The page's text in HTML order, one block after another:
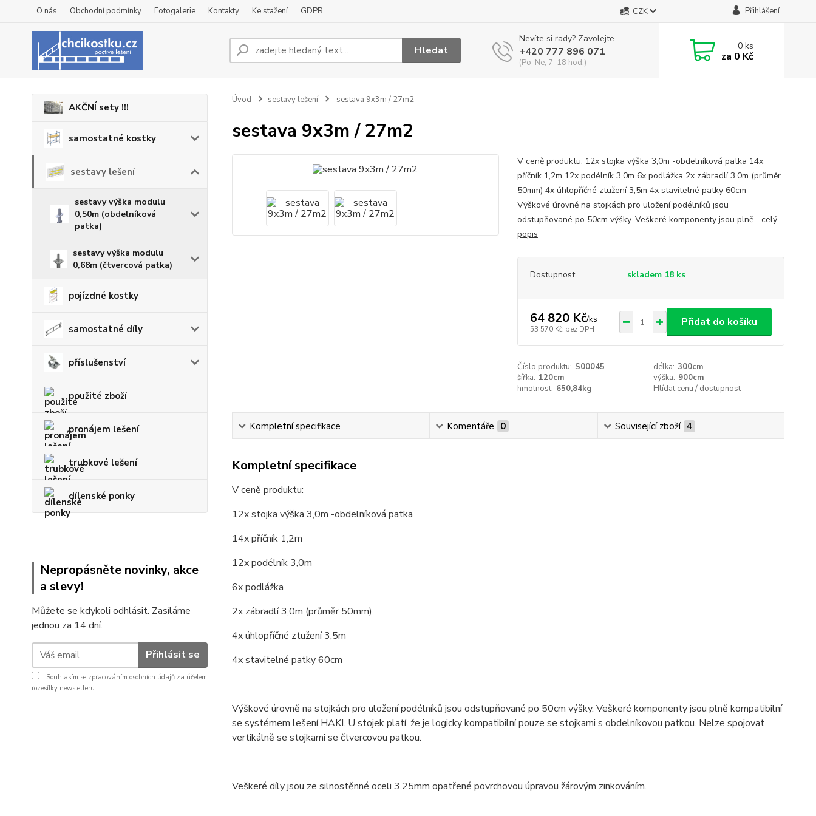
O nás Obchodní podmínky Fotogalerie Kontakty Ke stažení GDPR CZK Přihlášení
Hledat
Nevíte si rady? Zavolejte.
+420 777 896 071
(Po-Ne, 7-18 hod.)
0ks
za 0 Kč
AKČNÍ sety !!!
samostatné kostky
sestavy lešení
sestavy výška modulu
0,50m (obdelníková
patka)
sestavy výška modulu
0,68m (čtvercová patka)
pojízdné kostky
samostatné díly
příslušenství
použité zboží
pronájem lešení
trubkové lešení
dílenské ponky
Nepropásněte novinky, akce
a slevy!
Můžete se kdykoli odhlásit. Zasíláme
jednou za 14 dní.
Přihlásit se
Souhlasím se zpracováním osobních údajů za účelem
rozesílky newsletteru.
Úvod sestavy lešení sestava 9x3m / 27m2
sestava 9x3m / 27m2
V ceně produktu: 12x stojka výška 3,0m -obdelníková patka 14x
příčník 1,2m 12x podélník 3,0m 6x podlážka 2x zábradlí 3,0m (průměr
50mm) 4x úhlopříčné ztužení 3,5m 4x stavitelné patky 60cm
Výškové úrovně na stojkách pro uložení podélníků jsou
odstupňované po 50cm výšky. Veškeré komponenty jsou plně... celý
popis
Dostupnost skladem 18 ks
64 820 Kč/ks
53 570 Kč bez DPH
Přidat do košíku
Číslo produktu: S00045 délka: 300cm
šířka: 120cm výška: 900cm
hmotnost: 650,84kg Hlídat cenu / dostupnost
Kompletní specifikace Komentáře 0 Související zboží 4
Kompletní specifikace
V ceně produktu:
12x stojka výška 3,0m -obdelníková patka
14x příčník 1,2m
12x podélník 3,0m
6x podlážka
2x zábradlí 3,0m (průměr 50mm)
4x úhlopříčné ztužení 3,5m
4x stavitelné patky 60cm
Výškové úrovně na stojkách pro uložení podélníků jsou odstupňované po 50cm výšky. Veškeré komponenty jsou plně kompatibilní
se systémem lešení HAKI. U stojek platí, že je logicky kompatibilní pouze se stojkami s obdelníkovou patkou. Nelze spojovat
vertikálně se stojkami se čtvercovou patkou.
Veškeré díly jsou ze silnostěnné oceli 3,25mm opatřené povrchovou úpravou žárovým zinkováním.